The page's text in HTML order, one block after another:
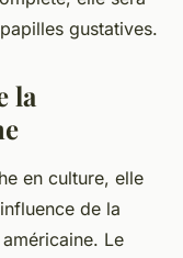
gustatives.
la
en culture, elle
de la
Le